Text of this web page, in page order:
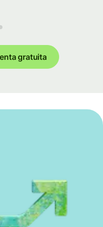
gratuita